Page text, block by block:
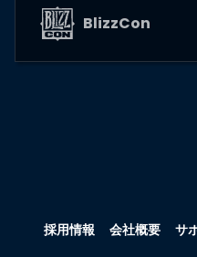
BlizzCon